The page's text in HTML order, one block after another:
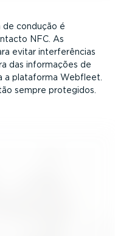
condução é
NFC. As
evitar inter­fe­rências
das informações de
a plataforma Webfleet.
sempre protegidos.